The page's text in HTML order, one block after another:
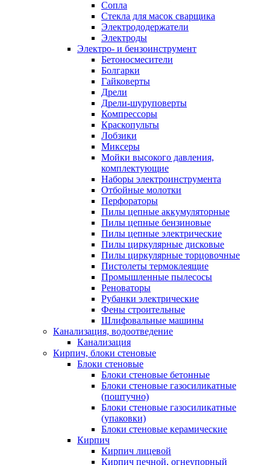
Сопла
Стекла для масок сварщика
Электрододержатели
Электроды
Электро- и бензоинструмент
Бетоносмесители
Болгарки
Гайковерты
Дрели
Дрели-шуруповерты
Компрессоры
Краскопульты
Лобзики
Миксеры
Мойки высокого давления,
комплектующие
Наборы электроинструмента
Отбойные молотки
Перфораторы
Пилы цепные аккумуляторные
Пилы цепные бензиновые
Пилы цепные электрические
Пилы циркулярные дисковые
Пилы циркулярные торцовочные
Пистолеты термоклеящие
Промышленные пылесосы
Реноваторы
Рубанки электрические
Фены строительные
Шлифовальные машины
Канализация, водоотведение
Канализация
Кирпич, блоки стеновые
Блоки стеновые
Блоки стеновые бетонные
Блоки стеновые газосиликатные
(поштучно)
Блоки стеновые газосиликатные
(упаковки)
Блоки стеновые керамические
Кирпич
Кирпич лицевой
Кирпич печной, огнеупорный